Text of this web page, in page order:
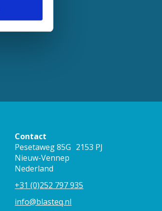
Contact
Pesetaweg 85G 2153 PJ
Nieuw-Vennep
Nederland
+31 (0)252 797 935
info@blasteq.nl